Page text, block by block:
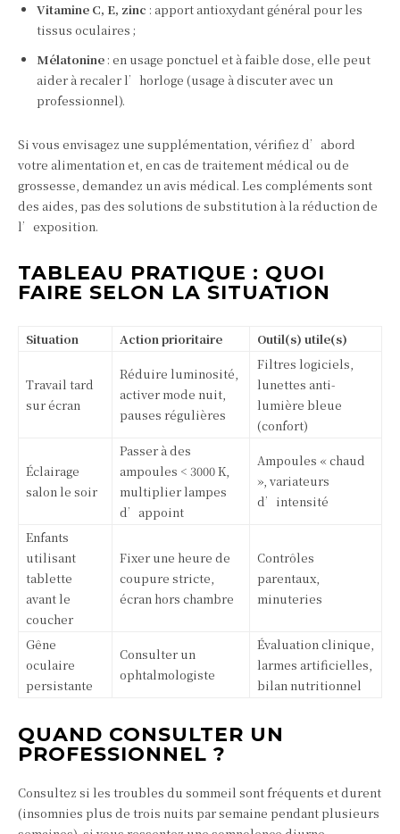
Vitamine C, E, zinc : apport antioxydant général pour les
tissus oculaires ;
Mélatonine : en usage ponctuel et à faible dose, elle peut
aider à recaler l’horloge (usage à discuter avec un
professionnel).
Si vous envisagez une supplémentation, vérifiez d’abord
votre alimentation et, en cas de traitement médical ou de
grossesse, demandez un avis médical. Les compléments sont
des aides, pas des solutions de substitution à la réduction de
l’exposition.
TABLEAU PRATIQUE : QUOI
FAIRE SELON LA SITUATION
Situation Action prioritaire Outil(s) utile(s)
Travail tard
sur écran
Réduire luminosité,
activer mode nuit,
pauses régulières
Filtres logiciels,
lunettes anti-
lumière bleue
(confort)
Éclairage
salon le soir
Passer à des
ampoules < 3000 K,
multiplier lampes
d’appoint
Ampoules « chaud
», variateurs
d’intensité
Enfants
utilisant
tablette
avant le
coucher
Fixer une heure de
coupure stricte,
écran hors chambre
Contrôles
parentaux,
minuteries
Gêne
oculaire
persistante
Consulter un
ophtalmologiste
Évaluation clinique,
larmes artificielles,
bilan nutritionnel
QUAND CONSULTER UN
PROFESSIONNEL ?
Consultez si les troubles du sommeil sont fréquents et durent
(insomnies plus de trois nuits par semaine pendant plusieurs